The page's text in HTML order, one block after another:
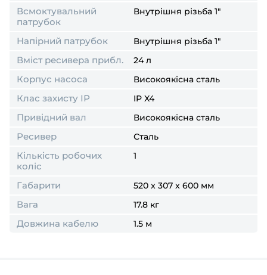
Всмоктувальний
патрубок
Внутрішня різьба 1"
Напірний патрубок Внутрішня різьба 1"
Вміст ресивера прибл. 24 л
Корпус насоса Високоякісна сталь
Клас захисту ІР IP X4
Привідний вал Високоякісна сталь
Ресивер Сталь
Кількість робочих
коліс
1
Габарити 520 x 307 x 600 мм
Вага 17.8 кг
Довжина кабелю 1.5 м